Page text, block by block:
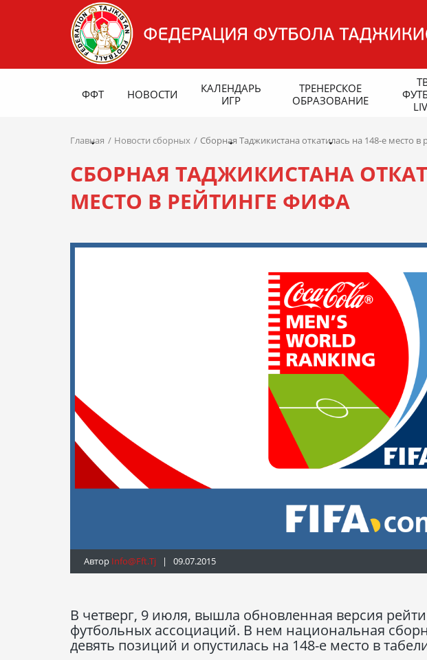
ФФТ НОВОСТИ
КАЛЕНДАРЬ
ИГР
ТРЕНЕРСКОЕ
ОБРАЗОВАНИЕ
Главная Новости сборных Сборная Таджикистана откатилась на 148-е место
СБОРНАЯ ТАДЖИКИСТАНА
МЕСТО В РЕЙТИНГЕ ФИФА
Автор Info@fft.tj | 09.07.2015
В четверг, 9 июля, вышла обновленная версия
футбольных ассоциаций. В нем национальная
девять позиций и опустилась на 148-е место в